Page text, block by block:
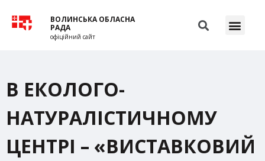
ВОЛИНСЬКА ОБЛАСНА
РАДА
офіційний сайт
В ЕКОЛОГО-
НАТУРАЛІСТИЧНОМУ
ЦЕНТРІ – «ВИСТАВКОВИЙ